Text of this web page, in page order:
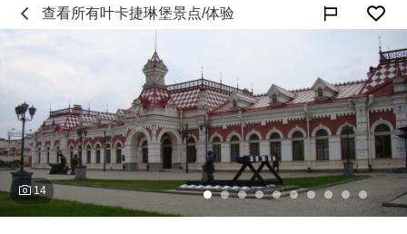
查看所有叶卡捷琳堡景点/体验
 14